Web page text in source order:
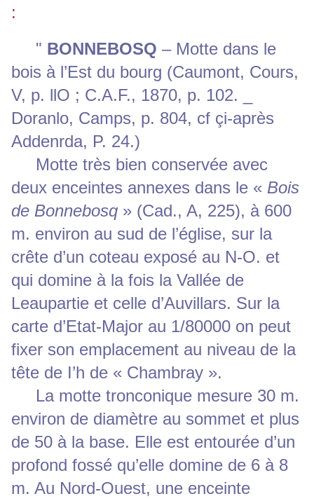
:
" BONNEBOSQ – Motte dans le
bois à l’Est du bourg (Caumont, Cours,
V, p. llO ; C.A.F., 1870, p. 102. _
Doranlo, Camps, p. 804, cf çi-après
Addenrda, P. 24.)
Motte très bien conservée avec
deux enceintes annexes dans le « Bois
de Bonnebosq » (Cad., A, 225), à 600
m. environ au sud de l’église, sur la
crête d’un coteau exposé au N-O. et
qui domine à la fois la Vallée de
Leaupartie et celle d’Auvillars. Sur la
carte d’Etat-Major au 1/80000 on peut
fixer son emplacement au niveau de la
tête de I’h de « Chambray ».
La motte tronconique mesure 30 m.
environ de diamètre au sommet et plus
de 50 à la base. Elle est entourée d’un
profond fossé qu’elle domine de 6 à 8
m. Au Nord-Ouest, une enceinte